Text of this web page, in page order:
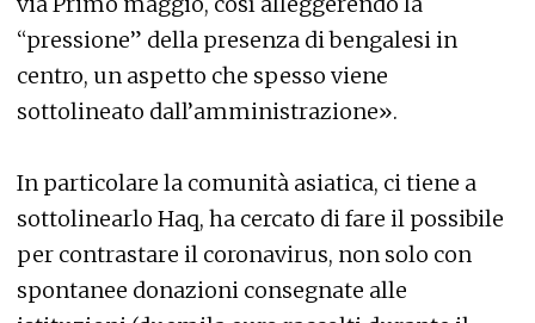
“pressione” della presenza di bengalesi in
centro, un aspetto che spesso viene
sottolineato dall’amministrazione».
In particolare la comunità asiatica, ci tiene a
sottolinearlo Haq, ha cercato di fare il possibile
per contrastare il coronavirus, non solo con
spontanee donazioni consegnate alle